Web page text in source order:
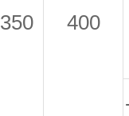
350 400